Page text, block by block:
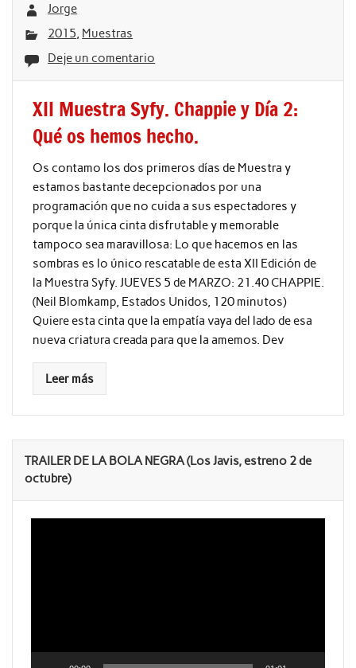
Jorge
2015, Muestras
Deje un comentario
XII Muestra Syfy. Chappie y Día 2:
Qué os hemos hecho.
Os contamo los dos primeros días de Muestra y
estamos bastante decepcionados por una
programación que no cuida a sus espectadores y
porque la única cinta disfrutable y memorable
tampoco sea maravillosa: Lo que hacemos en las
sombras es lo único rescatable de esta XII Edición de
la Muestra Syfy. JUEVES 5 de MARZO: 21.40 CHAPPIE.
(Neil Blomkamp, Estados Unidos, 120 minutos)
Quiere esta cinta que la empatía vaya del lado de esa
nueva criatura creada para que la amemos. Dev
Leer más
TRAILER DE LA BOLA NEGRA (Los Javis, estreno 2 de
octubre)